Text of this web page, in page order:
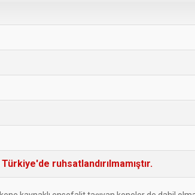
ruhsatlandırılmamıştır.